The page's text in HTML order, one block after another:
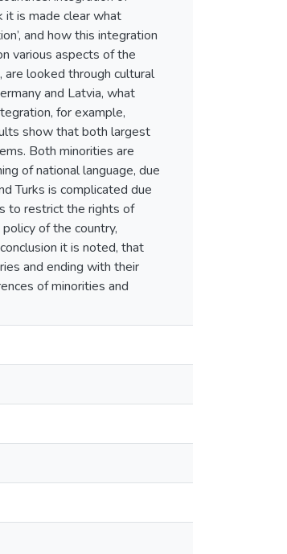
it is made clear what
and how this integration
various aspects of the
are looked through cultural
and Latvia, what
for example,
show that both largest
Both minorities are
of national language, due
Turks is complicated due
to restrict the rights of
of the country,
it is noted, that
and ending with their
of minorities and